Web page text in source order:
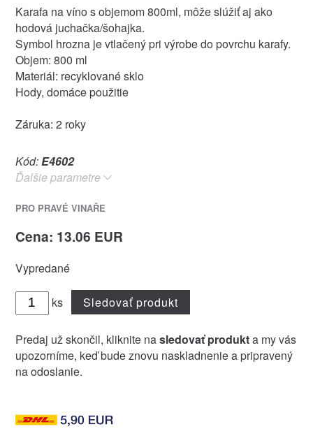
Karafa na víno s objemom 800ml, môže slúžiť aj ako
hodová juchačka/šohajka.
Symbol hrozna je vtlačený pri výrobe do povrchu karafy.
Objem: 800 ml
Materiál: recyklované sklo
Hody, domáce použitie
Záruka: 2 roky
Kód:E4602
Ďalšie parametre
PRO PRAVÉ VINAŘE
Cena: 13.06 EUR
Vypredané
ks Sledovať produkt
Predaj už skončil, kliknite nasledovať produkta my vás
upozorníme, keď bude znovu naskladnenie a pripravený
na odoslanie.